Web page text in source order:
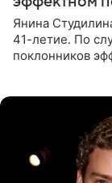
Янина
41-летие. По
поклонников